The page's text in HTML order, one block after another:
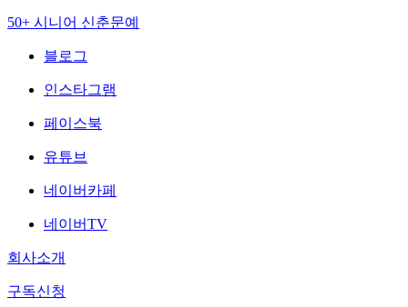
50+ 시니어 신춘문예
블로그
인스타그램
페이스북
유튜브
네이버카페
네이버TV
회사소개
구독신청